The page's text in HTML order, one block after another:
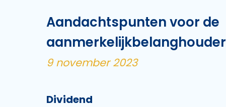
Aandachtspunten voor de
aanmerkelijkbelanghouder
9 november 2023
Dividend